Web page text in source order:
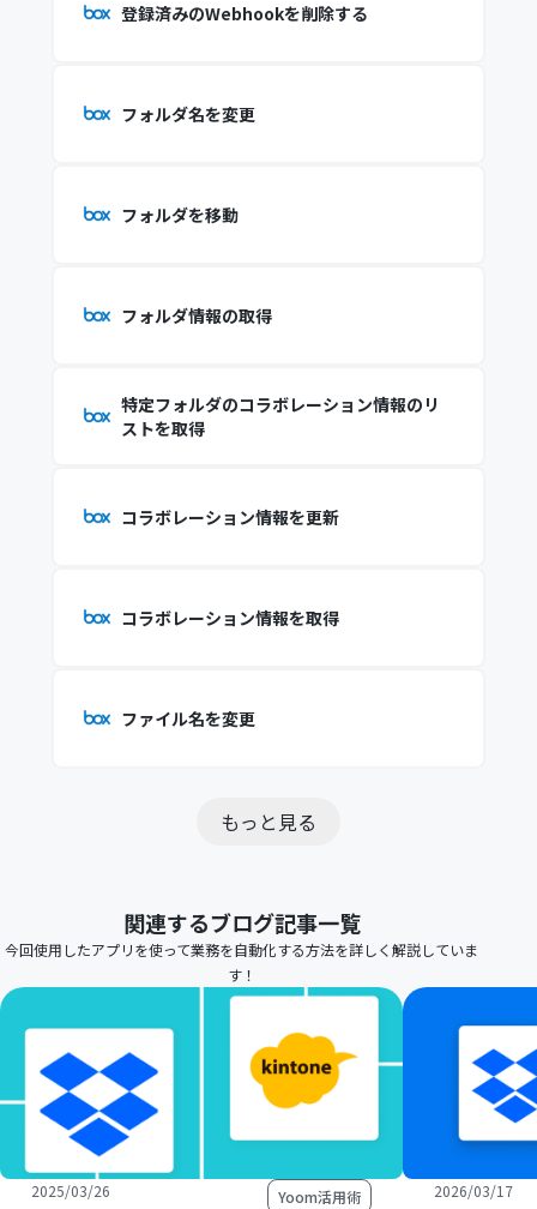
登録済みのWebhookを削除する
フォルダ名を変更
フォルダを移動
フォルダ情報の取得
特定フォルダのコラボレーション情報のリ
ストを取得
コラボレーション情報を更新
コラボレーション情報を取得
ファイル名を変更
もっと見る
関連するブログ記事一覧
今回使用したアプリを使って業務を自動化する方法を詳しく解説していま
す！
2025/03/26 Yoom活用術 2026/03/17